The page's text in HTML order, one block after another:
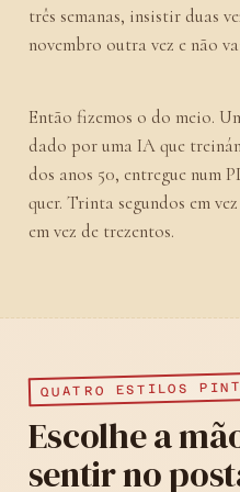
três semanas, insistir duas
novembro outra vez e não
Então fizemos o do meio.
dado por uma IA que
dos anos 50, entregue num
quer. Trinta segundos em
em vez de trezentos.
QUATRO ESTILOS
Escolhe a
sentir no